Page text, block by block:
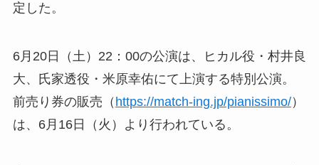
定した。
6月20日（土）22：00の公演は、ヒカル役・村井良
大、氏家透役・米原幸佑にて上演する特別公演。
前売り券の販売（ https://match-ing.jp/pianissimo/）
は、6月16日（火）より行われている。